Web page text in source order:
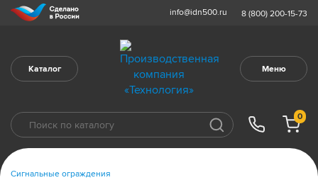
info@idn500.ru 8 (800) 200-15-73
Каталог Меню
0
Сигнальные ограждения